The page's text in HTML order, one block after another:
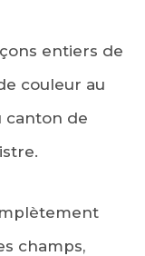
entiers de
couleur au
canton de
champs,